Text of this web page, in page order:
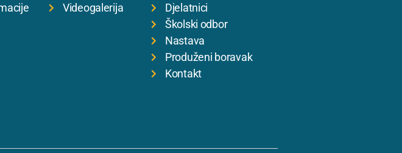
Videogalerija
Djelatnici
Školski odbor
Nastava
Produženi boravak
Kontakt